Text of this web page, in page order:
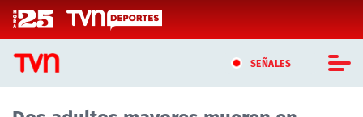
Click acá para ir directamente al contenido
SEÑALES